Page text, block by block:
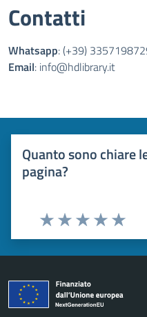
Contatti
Whatsapp: (+39)
Email: info@hdlibrary.it
Quanto sono chiare
pagina?
Valuta
Valuta 4
Valuta 3 stelle
Valuta 2 stelle su 5
Valuta 1 stelle su 5